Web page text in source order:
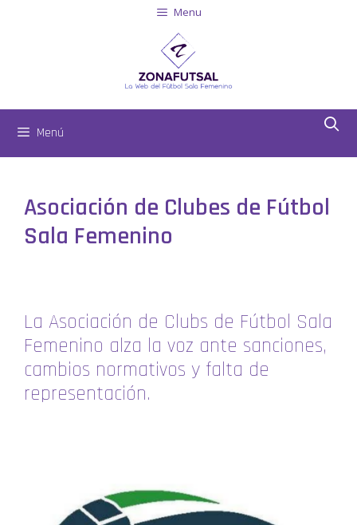
Menu
Menú
Asociación de Clubes de Fútbol
Sala Femenino
La Asociación de Clubs de Fútbol Sala
Femenino alza la voz ante sanciones,
cambios normativos y falta de
representación.